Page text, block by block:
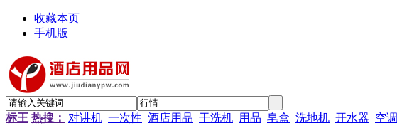
收藏本页
手机版
标王 热搜： 对讲机 一次性 酒店用品 干洗机 用品 皂盒 洗地机 开水器 空调